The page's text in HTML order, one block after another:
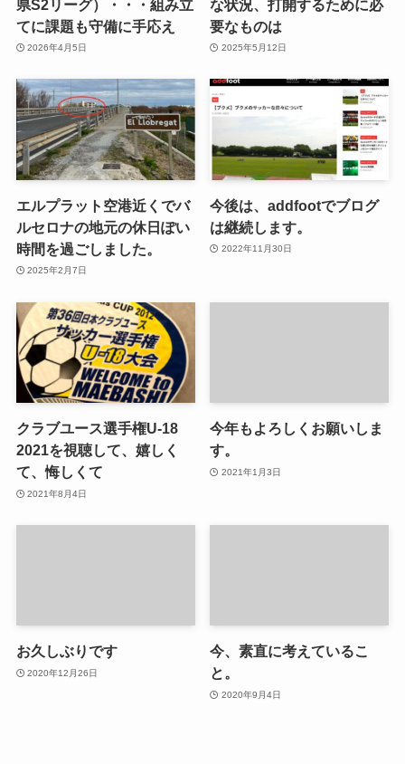
県S2リーグ）・・・組み立
てに課題も守備に手応え
2026年4月5日
な状況、打開するために必
要なものは
2025年5月12日
エルプラット空港近くでバ
ルセロナの地元の休日ぽい
時間を過ごしました。
2025年2月7日
今後は、addfootでブログ
は継続します。
2022年11月30日
クラブユース選手権U-18
2021を視聴して、嬉しく
て、悔しくて
2021年8月4日
今年もよろしくお願いしま
す。
2021年1月3日
お久しぶりです
2020年12月26日
今、素直に考えているこ
と。
2020年9月4日